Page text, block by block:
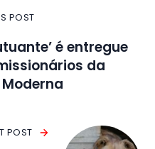
POST
é entregue
da
POST